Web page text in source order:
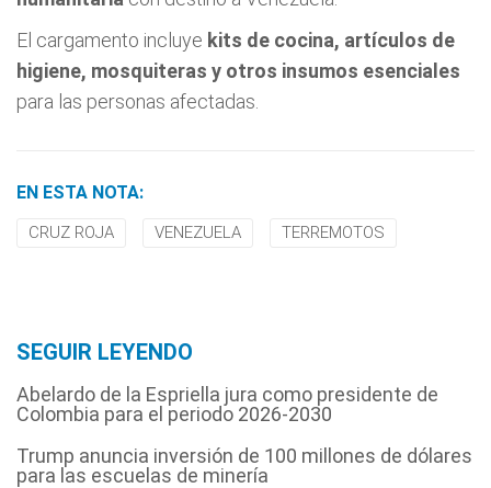
El cargamento incluye kits de cocina, artículos de
higiene, mosquiteras y otros insumos esenciales
para las personas afectadas.
EN ESTA NOTA:
CRUZ ROJA VENEZUELA TERREMOTOS
SEGUIR LEYENDO
Abelardo de la Espriella jura como presidente de
Colombia para el periodo 2026-2030
Trump anuncia inversión de 100 millones de dólares
para las escuelas de minería